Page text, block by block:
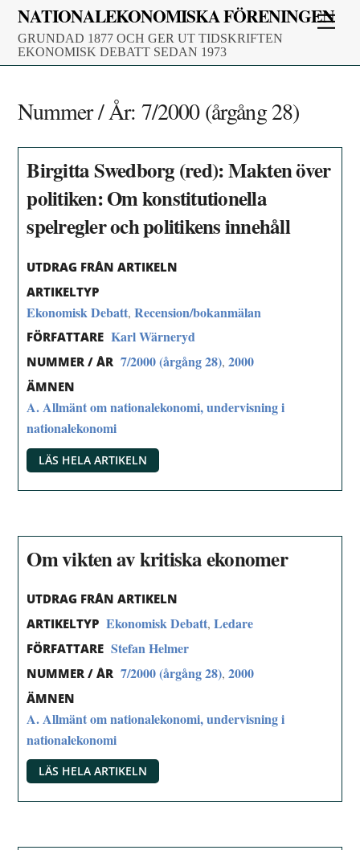
Skip
content
NATIONALEKONOMISKA FÖRENINGEN
GRUNDAD 1877 OCH GER UT TIDSKRIFTEN
EKONOMISK DEBATT SEDAN 1973
Nummer / År: 7/2000 (årgång 28)
Birgitta Swedborg (red): Makten över
politiken: Om konstitutionella
spelregler och politikens innehåll
UTDRAG FRÅN ARTIKELN
ARTIKELTYP
Ekonomisk Debatt,Recension/bokanmälan
FÖRFATTARE Karl Wärneryd
NUMMER / ÅR 7/2000 (årgång 28),2000
ÄMNEN
A. Allmänt om nationalekonomi, undervisning i
nationalekonomi
LÄS HELA ARTIKELN
Om vikten av kritiska ekonomer
UTDRAG FRÅN ARTIKELN
ARTIKELTYP Ekonomisk Debatt,Ledare
FÖRFATTARE Stefan Helmer
NUMMER / ÅR 7/2000 (årgång 28),2000
ÄMNEN
A. Allmänt om nationalekonomi, undervisning i
nationalekonomi
LÄS HELA ARTIKELN